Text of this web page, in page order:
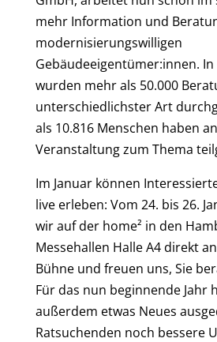
mehr Information und
modernisierungswilligen
Gebäudeeigentümer:innen.
wurden mehr als 50.000
unterschiedlichster Art
als 10.816 Menschen haben
Veranstaltung zum Thema
Im Januar können
live erleben: Vom 24. bis 26.
wir auf der home² in den
Messehallen Halle A4 direkt
Bühne und freuen uns, Sie
Für das nun beginnende Jahr
außerdem etwas Neues
Ratsuchenden noch bessere